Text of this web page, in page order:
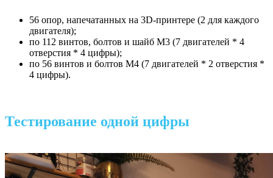
56 опор, напечатанных на 3D-принтере (2 для каждого
двигателя);
по 112 винтов, болтов и шайб M3 (7 двигателей * 4
отверстия * 4 цифры);
по 56 винтов и болтов M4 (7 двигателей * 2 отверстия *
4 цифры).
Тестирование одной цифры